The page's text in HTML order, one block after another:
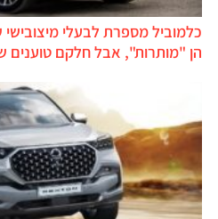
כלמוביל מספרת לבעלי
הן "מותרות", אבל חלקם טוענים